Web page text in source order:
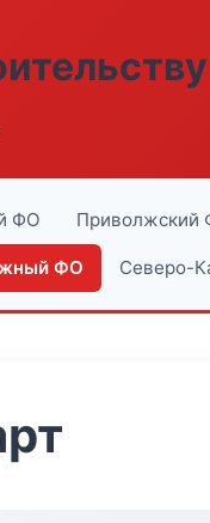
ФО Приволжский
ФО Северо-